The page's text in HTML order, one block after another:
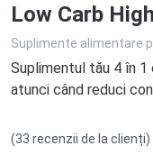
Low Carb
Suplimente alimentare
Suplimentul tău 4 în
atunci când reduci
(33 recenzii de la clienți)